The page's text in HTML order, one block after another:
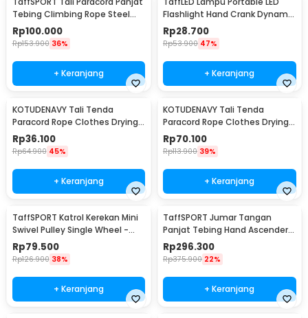
Tebing Climbing Rope Steel
Buckle 10mm Panjang 30M -
24KN
Rp100.000
Rp153.900 36%
+ Keranjang
Flashlight Hand Crank Dynamo
Solar Power 5W - FM50
Rp28.700
Rp53.900 47%
+ Keranjang
KOTUDENAVY Tali Tenda
Paracord Rope Clothes Drying
7 Core 4mm 50M - KO5
Rp36.100
Rp64.900 45%
+ Keranjang
KOTUDENAVY Tali Tenda
Paracord Rope Clothes Drying
7 Core 4mm 100M - KO5
Rp70.100
Rp113.900 39%
+ Keranjang
TaffSPORT Katrol Kerekan Mini
Swivel Pulley Single Wheel -
EN12278
Rp79.500
Rp126.900 38%
+ Keranjang
TaffSPORT Jumar Tangan
Panjat Tebing Hand Ascender
Rock Climbing Right Hand - TP2
Rp296.300
Rp375.900 22%
+ Keranjang